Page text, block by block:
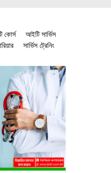
কোর্স
আইটি সার্ভিস
সার্ভিস ট্রেনিং